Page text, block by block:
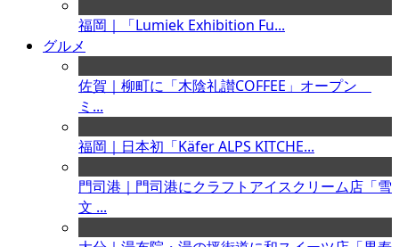
福岡｜「Lumiek Exhibition Fu...
グルメ
佐賀｜柳町に「木陰礼讃COFFEE」オープン
ミ...
福岡｜日本初「Käfer ALPS KITCHE...
門司港｜門司港にクラフトアイスクリーム店「雪
文 ...